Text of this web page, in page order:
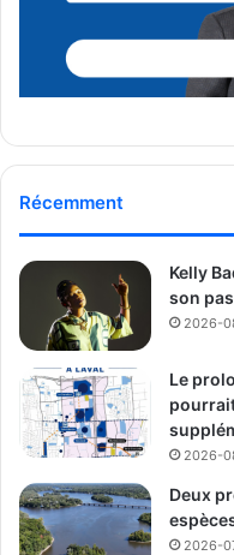
Au-delà de l’approche
l’intervention sociale,
Sécurité et bien-être
principalement les
De la Rue O Ring,
jeunes ;
Être un jeune à
jeunesse 11–25 ans.
Ces initiatives visent à
polarisation et la
environnements plus
Récemment
Kelly
son
2026-
Le
2026-
Deux
2026-